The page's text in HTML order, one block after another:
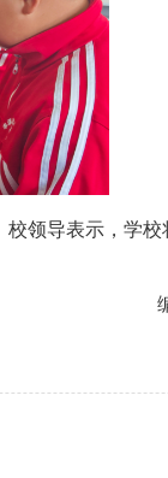
校领导表示，学校